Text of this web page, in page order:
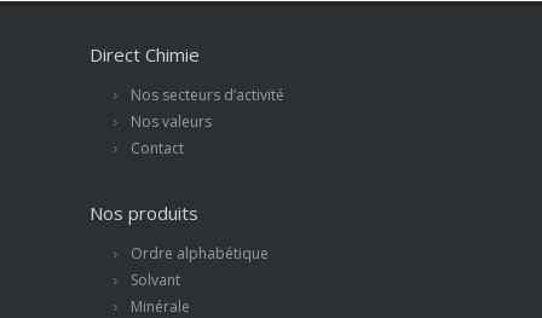
Direct Chimie
Nos secteurs d’activité
Nos valeurs
Contact
Nos produits
Ordre alphabétique
Solvant
Minérale